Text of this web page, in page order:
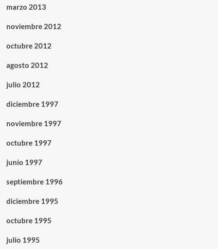
marzo 2013
noviembre 2012
octubre 2012
agosto 2012
julio 2012
diciembre 1997
noviembre 1997
octubre 1997
junio 1997
septiembre 1996
diciembre 1995
octubre 1995
julio 1995